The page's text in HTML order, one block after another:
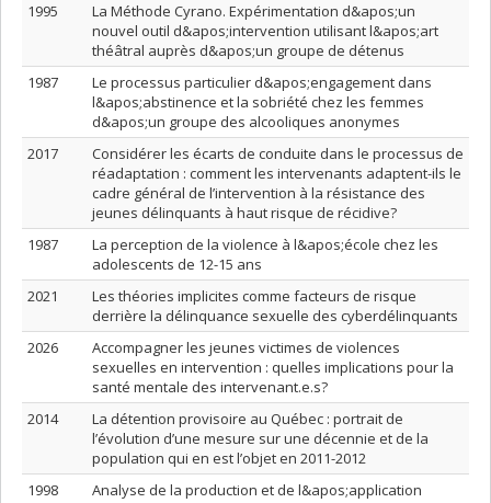
1995
La Méthode Cyrano. Expérimentation d&apos;un
nouvel outil d&apos;intervention utilisant l&apos;art
théâtral auprès d&apos;un groupe de détenus
1987
Le processus particulier d&apos;engagement dans
l&apos;abstinence et la sobriété chez les femmes
d&apos;un groupe des alcooliques anonymes
2017
Considérer les écarts de conduite dans le processus de
réadaptation : comment les intervenants adaptent-ils le
cadre général de l’intervention à la résistance des
jeunes délinquants à haut risque de récidive?
1987
La perception de la violence à l&apos;école chez les
adolescents de 12-15 ans
2021
Les théories implicites comme facteurs de risque
derrière la délinquance sexuelle des cyberdélinquants
2026
Accompagner les jeunes victimes de violences
sexuelles en intervention : quelles implications pour la
santé mentale des intervenant.e.s?
2014
La détention provisoire au Québec : portrait de
l’évolution d’une mesure sur une décennie et de la
population qui en est l’objet en 2011-2012
1998
Analyse de la production et de l&apos;application